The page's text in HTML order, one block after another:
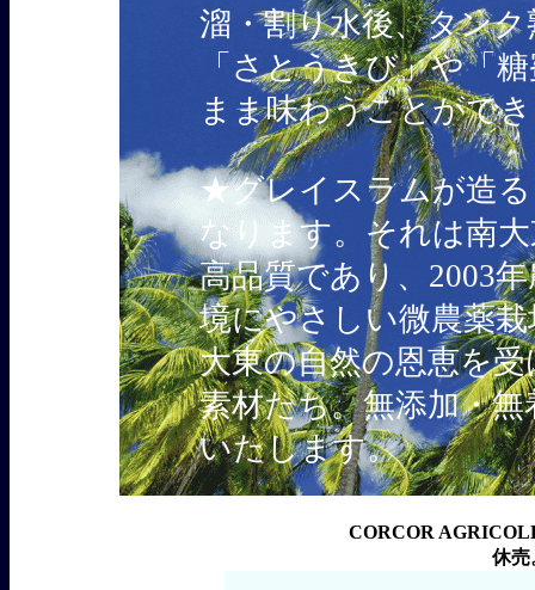
溜・割り水後、タン
「さとうきび」や「
まま味わうことがで
★グレイスラムが造
なります。それは南
高品質であり、2003
境にやさしい微農薬
大東の自然の恩恵を
素材たち。無添加・
いたします。
CORCOR
休売